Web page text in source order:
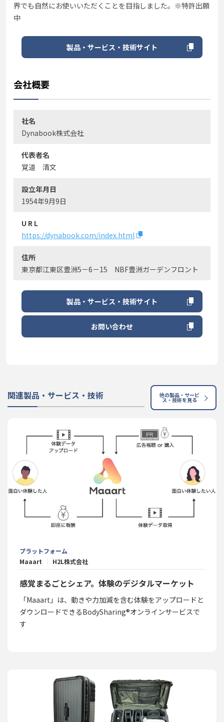
界でも自然にお使いいただくことを目指しました。※特許出願
中
製品・サービス・技術サイト
会社概要
社名
Dynabook株式会社
代表者名
覚道 清文
設立年月日
1954年9月9日
U R L
https://dynabook.com/index.html
住所
東京都江東区豊洲5－6－15 NBF豊洲ガーデンフロント
製品・サービス・技術サイト
お問い合わせ
関連製品・サービス・技術 他の製品・サービ
ス・技術を見る
プラットフォーム
Maaart
H2L株式会社
感覚まるごとシェア。体験のデジタルマーケット
「Maaart」は、動きや力加減を含む体験をアップロードと
ダウンロードできるBodySharing®オンラインサービスで
す